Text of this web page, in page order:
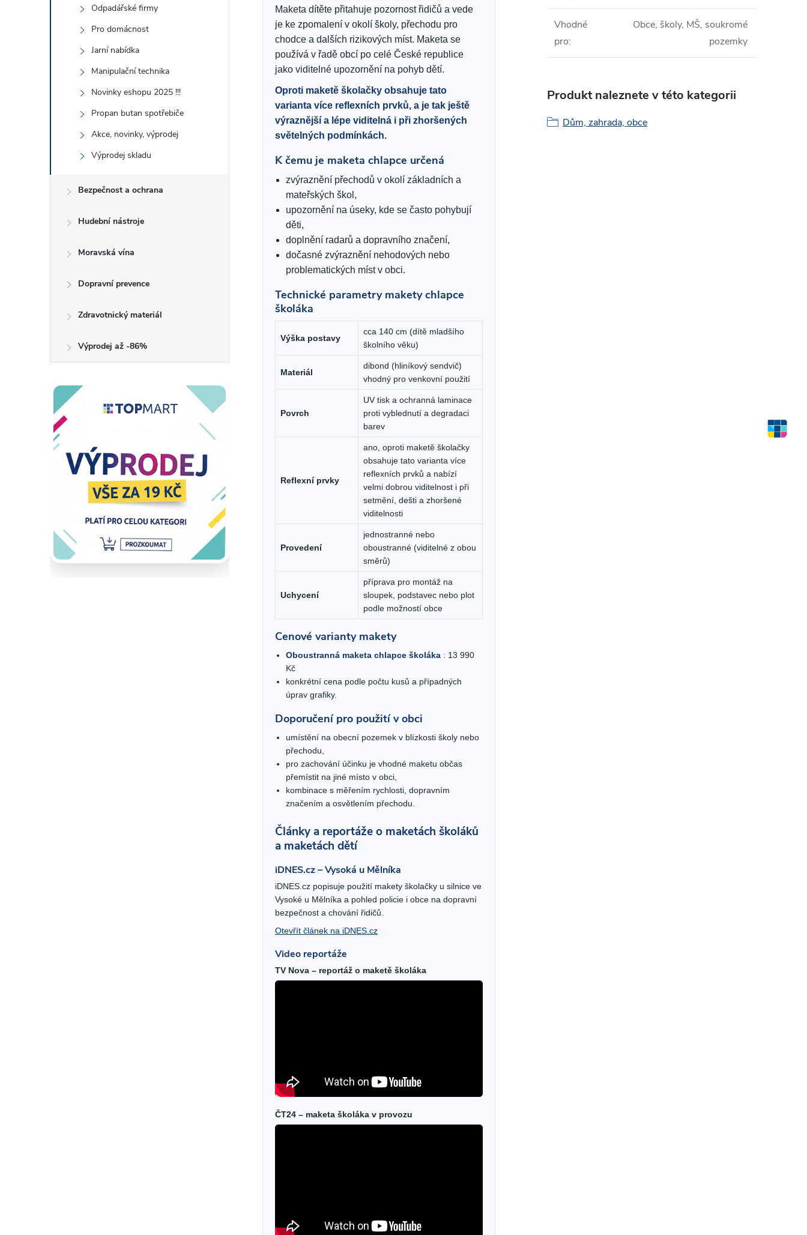
Odpadářské firmy
Pro domácnost
Jarní nabídka
Manipulační technika
Novinky eshopu 2025 !!!
Propan butan spotřebiče
Akce, novinky, výprodej
Výprodej skladu
Bezpečnost a ochrana
Hudební nástroje
Moravská vína
Dopravní prevence
Zdravotnický materiál
Výprodej až -86%
Maketa dítěte přitahuje pozornost řidičů a vede
je ke zpomalení v okolí školy, přechodu pro
chodce a dalších rizikových míst. Maketa se
používá v řadě obcí po celé České republice
jako viditelné upozornění na pohyb dětí.
Oproti maketě školačky obsahuje tato
varianta více reflexních prvků, a je tak ještě
výraznější a lépe viditelná i při zhoršených
světelných podmínkách.
K čemu je maketa chlapce určená
zvýraznění přechodů v okolí základních a
mateřských škol,
upozornění na úseky, kde se často pohybují
děti,
doplnění radarů a dopravního značení,
dočasné zvýraznění nehodových nebo
problematických míst v obci.
Technické parametry makety chlapce
školáka
Výška postavy
cca 140 cm (dítě mladšího
školního věku)
Materiál
dibond (hliníkový sendvič)
vhodný pro venkovní použití
Povrch
UV tisk a ochranná laminace
proti vyblednutí a degradaci
barev
Reflexní prvky
ano, oproti maketě školačky
obsahuje tato varianta více
reflexních prvků a nabízí
velmi dobrou viditelnost i při
setmění, dešti a zhoršené
viditelnosti
Provedení
jednostranné nebo
oboustranné (viditelné z obou
směrů)
Uchycení
příprava pro montáž na
sloupek, podstavec nebo plot
podle možností obce
Cenové varianty makety
Oboustranná maketa chlapce školáka : 13 990
Kč
konkrétní cena podle počtu kusů a případných
úprav grafiky.
Doporučení pro použití v obci
umístění na obecní pozemek v blízkosti školy nebo
přechodu,
pro zachování účinku je vhodné maketu občas
přemístit na jiné místo v obci,
kombinace s měřením rychlosti, dopravním
značením a osvětlením přechodu.
Články a reportáže o maketách školáků
a maketách dětí
iDNES.cz – Vysoká u Mělníka
iDNES.cz popisuje použití makety školačky u silnice ve
Vysoké u Mělníka a pohled policie i obce na dopravní
bezpečnost a chování řidičů.
Otevřít článek na iDNES.cz
Video reportáže
TV Nova – reportáž o maketě školáka
ČT24 – maketa školáka v provozu
Vhodné
pro:
Obce, školy, MŠ, soukromé
pozemky
Produkt naleznete v této kategorii
Dům, zahrada, obce